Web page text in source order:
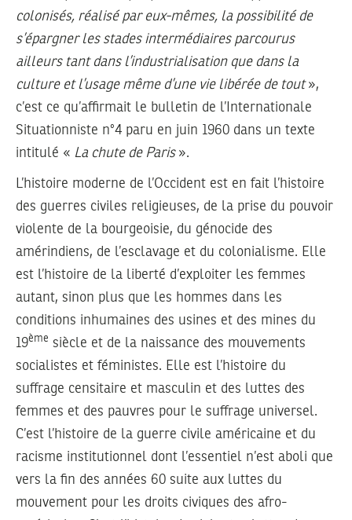
colonisés, réalisé par eux-mêmes, la possibilité de
s’épargner les stades intermédiaires parcourus
ailleurs tant dans l’industrialisation que dans la
culture et l’usage même d’une vie libérée de tout»,
c’est ce qu’affirmait le bulletin de l’Internationale
Situationniste n°4 paru en juin 1960 dans un texte
intitulé « La chute de Paris».
L’histoire moderne de l’Occident est en fait l’histoire
des guerres civiles religieuses, de la prise du pouvoir
violente de la bourgeoisie, du génocide des
amérindiens, de l’esclavage et du colonialisme. Elle
est l’histoire de la liberté d’exploiter les femmes
autant, sinon plus que les hommes dans les
conditions inhumaines des usines et des mines du
19ème siècle et de la naissance des mouvements
socialistes et féministes. Elle est l’histoire du
suffrage censitaire et masculin et des luttes des
femmes et des pauvres pour le suffrage universel.
C’est l’histoire de la guerre civile américaine et du
racisme institutionnel dont l’essentiel n’est aboli que
vers la fin des années 60 suite aux luttes du
mouvement pour les droits civiques des afro-